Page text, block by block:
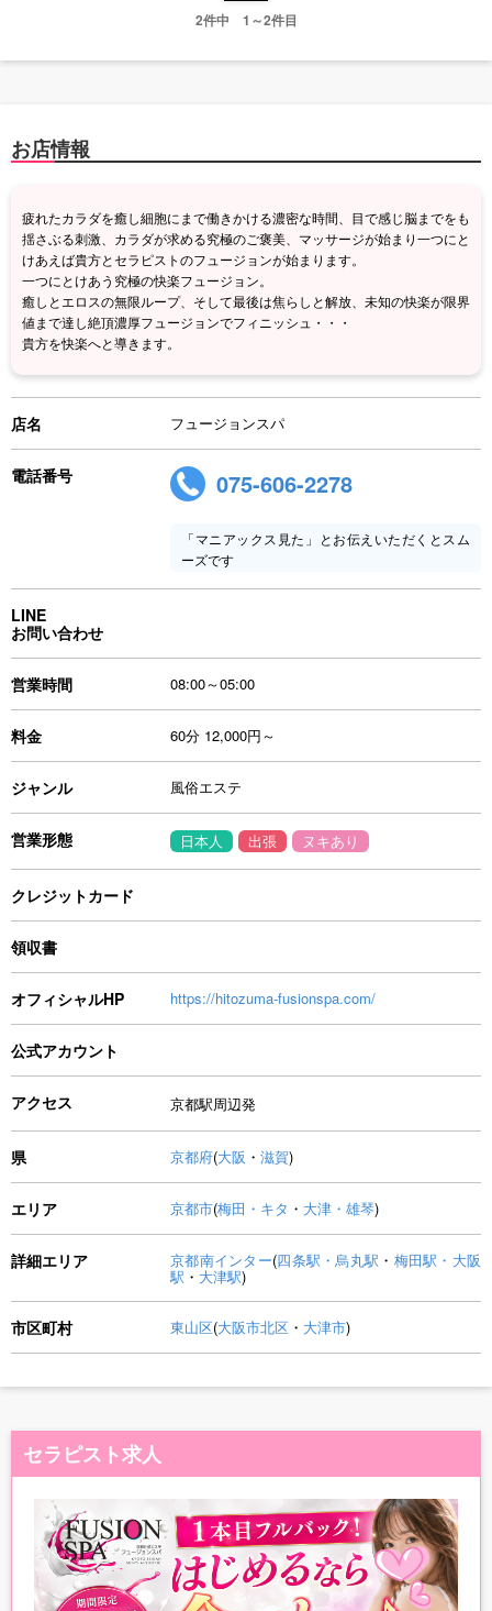
2件中 1～2件目
お店情報
疲れたカラダを癒し細胞にまで働きかける濃密な時間、目で感じ脳までをも
揺さぶる刺激、カラダが求める究極のご褒美、マッサージが始まり一つにと
けあえば貴方とセラピストのフュージョンが始まります。
一つにとけあう究極の快楽フュージョン。
癒しとエロスの無限ループ、そして最後は焦らしと解放、未知の快楽が限界
値まで達し絶頂濃厚フュージョンでフィニッシュ・・・
貴方を快楽へと導きます。
店名 フュージョンスパ
電話番号 075-606-2278
「マニアックス見た」とお伝えいただくとスム
ーズです
LINE
お問い合わせ
営業時間 08:00～05:00
料金 60分 12,000円～
ジャンル 風俗エステ
営業形態 日本人 出張 ヌキあり
クレジットカード
領収書
オフィシャルHP https://hitozuma-fusionspa.com/
公式アカウント
アクセス 京都駅周辺発
県 京都府(大阪 ・ 滋賀)
エリア 京都市(梅田・キタ ・ 大津・雄琴)
詳細エリア 京都南インター(四条駅・烏丸駅 ・ 梅田駅・大阪
駅 ・ 大津駅)
市区町村 東山区(大阪市北区 ・ 大津市)
セラピスト求人